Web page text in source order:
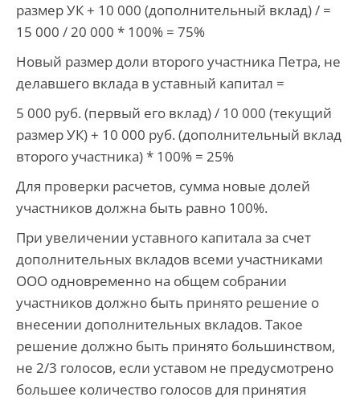
размер УК + 10 000 (дополнительный вклад) / =
15 000 / 20 000 * 100% = 75%
Новый размер доли второго участника Петра, не
делавшего вклада в уставный капитал =
5 000 руб. (первый его вклад) / 10 000 (текущий
размер УК) + 10 000 руб. (дополнительный вклад
второго участника) * 100% = 25%
Для проверки расчетов, сумма новые долей
участников должна быть равно 100%.
При увеличении уставного капитала за счет
дополнительных вкладов всеми участниками
ООО одновременно на общем собрании
участников должно быть принято решение о
внесении дополнительных вкладов. Такое
решение должно быть принято большинством,
не 2/3 голосов, если уставом не предусмотрено
большее количество голосов для принятия